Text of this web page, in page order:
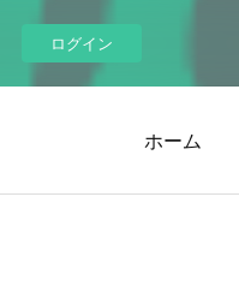
ログイン
ホーム